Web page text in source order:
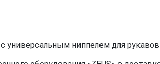
универсальным ниппелем для